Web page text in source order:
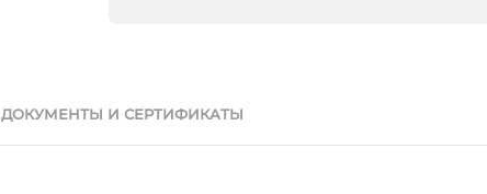
ДОКУМЕНТЫ И СЕРТИФИКАТЫ